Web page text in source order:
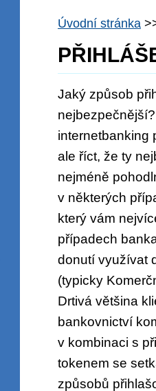
Úvodní stránka
Jaký způsob
internetbanking
ale říct, že ty
nejméně
v některých
který vám
případech
donutí využívat
(typicky
Drtivá většina
bankovnictví
v kombinaci s
tokenem se
způsobů